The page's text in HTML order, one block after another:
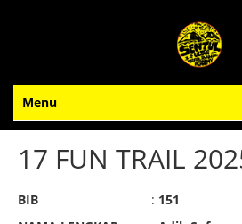
Menu
17 FUN TRAIL
BIB : 151